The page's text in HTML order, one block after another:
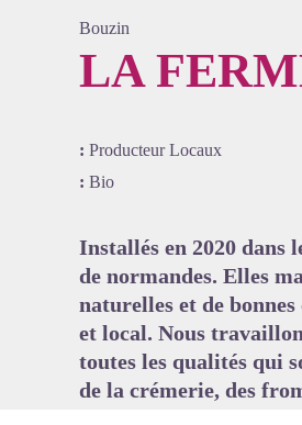
Bouzin
LA
: Producteur Locaux
: Bio
Installés en 2020 dans
de normandes. Elles
naturelles et de
et local. Nous
toutes les qualités qui
de la crémerie, des